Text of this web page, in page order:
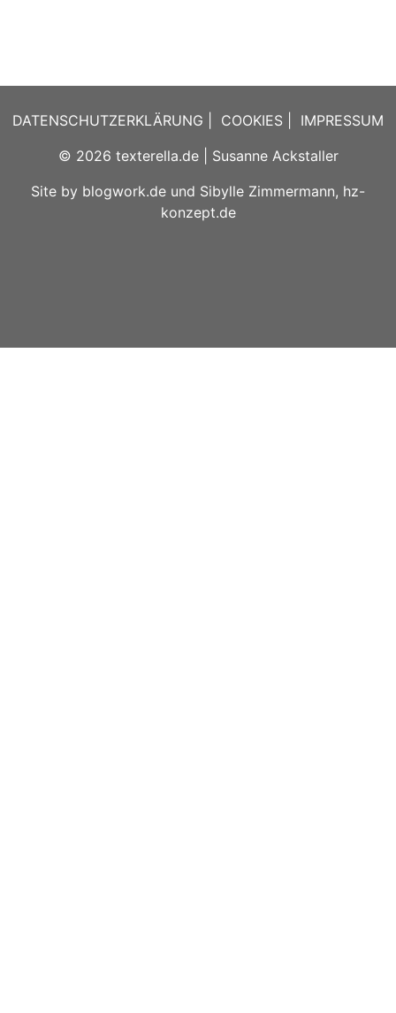
DATENSCHUTZERKLÄRUNG COOKIES
IMPRESSUM
© 2026 texterella.de| Susanne Ackstaller
Site by blogwork.de und Sibylle Zimmermann, hz-
konzept.de